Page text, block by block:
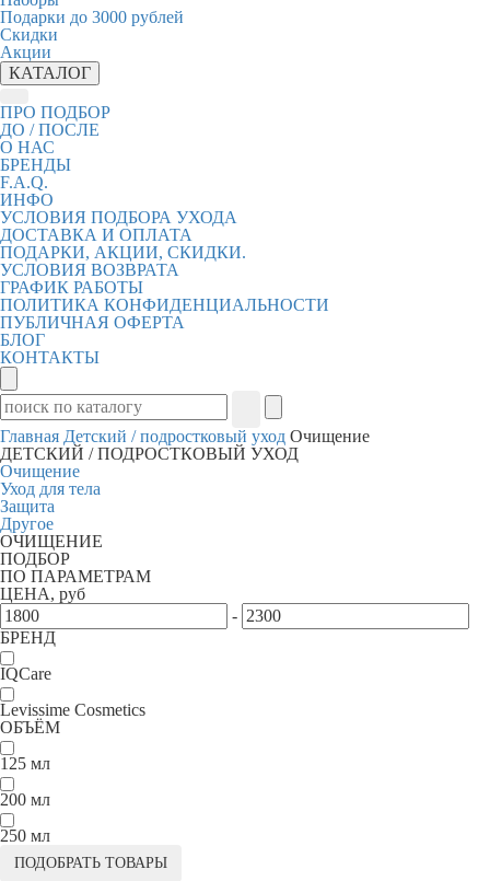
Подарки до 3000 рублей
Скидки
Акции
КАТАЛОГ
ПРО ПОДБОР
ДО / ПОСЛЕ
О НАС
БРЕНДЫ
F.A.Q.
ИНФО
УСЛОВИЯ ПОДБОРА УХОДА
ДОСТАВКА И ОПЛАТА
ПОДАРКИ, АКЦИИ, СКИДКИ.
УСЛОВИЯ ВОЗВРАТА
ГРАФИК РАБОТЫ
ПОЛИТИКА КОНФИДЕНЦИАЛЬНОСТИ
ПУБЛИЧНАЯ ОФЕРТА
БЛОГ
КОНТАКТЫ
Главная Детский / подростковый уход Очищение
ДЕТСКИЙ / ПОДРОСТКОВЫЙ УХОД
Очищение
Уход для тела
Защита
Другое
ОЧИЩЕНИЕ
ПОДБОР
ПО ПАРАМЕТРАМ
ЦЕНА, руб
-
БРЕНД
IQCare
Levissime Cosmetics
ОБЪЁМ
125 мл
200 мл
250 мл
ПОДОБРАТЬ ТОВАРЫ